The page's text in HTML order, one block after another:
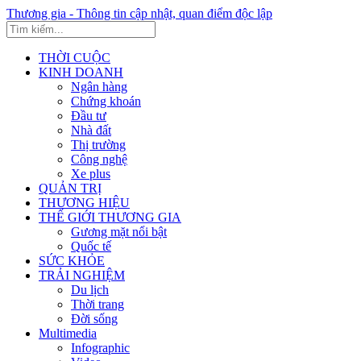
Thương gia - Thông tin cập nhật, quan điểm độc lập
THỜI CUỘC
KINH DOANH
Ngân hàng
Chứng khoán
Đầu tư
Nhà đất
Thị trường
Công nghệ
Xe plus
QUẢN TRỊ
THƯƠNG HIỆU
THẾ GIỚI THƯƠNG GIA
Gương mặt nổi bật
Quốc tế
SỨC KHỎE
TRẢI NGHIỆM
Du lịch
Thời trang
Đời sống
Multimedia
Infographic